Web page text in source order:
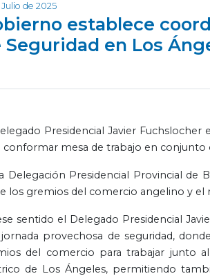
Julio de 2025
establece
Seguridad en Los
Presidencial Javier
conformar mesa de trabajo en conjunto
Delegación Presidencial Provincial de
los gremios del comercio angelino y
sentido el Delegado Presidencial
provechosa de seguridad,
del comercio para trabajar junto
de Los Ángeles, permitiendo